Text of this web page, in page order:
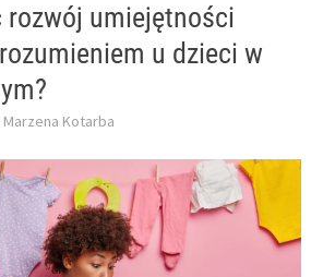
rozwój umiejętności
u dzieci w
Marzena Kotarba